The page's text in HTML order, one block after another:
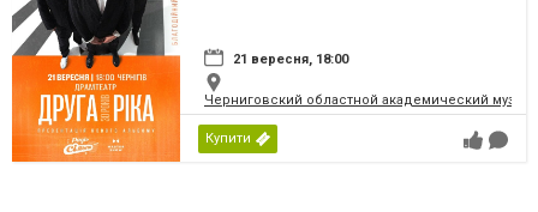
21 вересня, 18:00
Черниговский областной академический
Купити